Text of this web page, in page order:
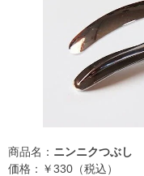
商品名： ニンニクつぶし
価格：￥330（税込）